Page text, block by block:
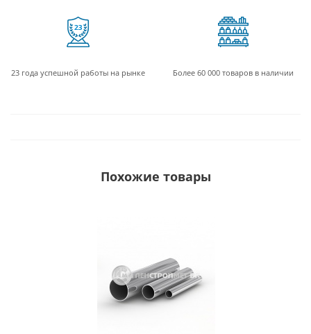
23 года успешной работы на рынке Более 60 000 товаров в наличии
Похожие товары